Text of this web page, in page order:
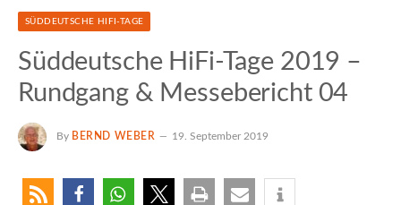
SÜDDEUTSCHE HIFI-TAGE
Süddeutsche HiFi-Tage 2019 –
Rundgang & Messebericht 04
By BERND WEBER 19. September 2019